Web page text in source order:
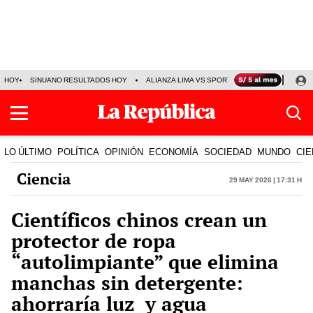
HOY SINUANO RESULTADOS HOY ALIANZA LIMA VS SPORT BOYS JORGE
LO ÚLTIMO POLÍTICA OPINIÓN ECONOMÍA SOCIEDAD MUNDO
Ciencia 29 May 2026 | 17:31 h
Científicos chinos crean un
protector de ropa
“autolimpiante” que elimina
manchas sin detergente:
ahorraría luz y agua